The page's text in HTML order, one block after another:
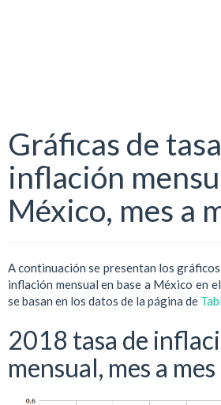
Gráficas de
inflación
México, mes a
A continuación se presentan los
inflación mensual en base a México en
se basan en los datos de la página de
2018 tasa de
mensual, mes a mes